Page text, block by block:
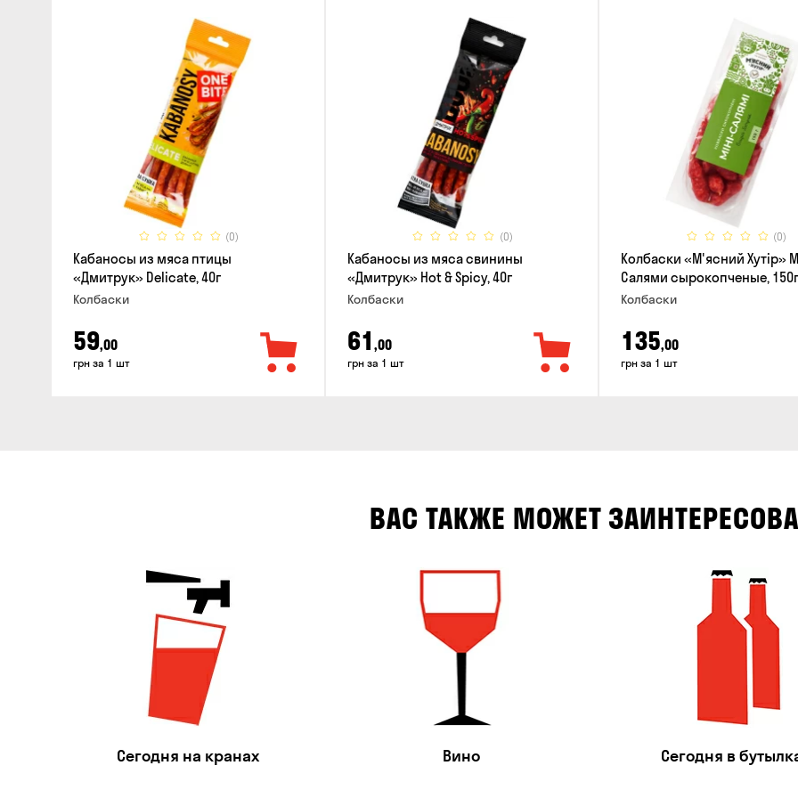
(0)
Кабаносы из мяса птицы
«Дмитрук» Delicate, 40г
Колбаски
59,00
грн за 1 шт
(0)
Кабаносы из мяса свинины
«Дмитрук» Hot & Spicy, 40г
Колбаски
61 ,00
грн за 1 шт
(0)
Колбаски «М'ясний Хутір»
Салями сырокопченые, 150г
Колбаски
135,00
грн за 1 шт
ВАС ТАКЖЕ МОЖЕТ
Сегодня на кранах Вино Сегодня в